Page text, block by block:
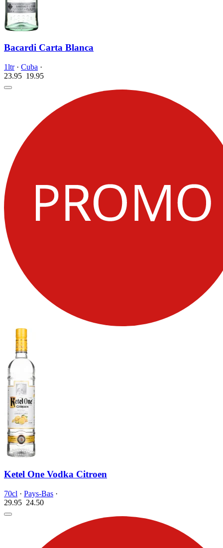
Bacardi Carta Blanca
1ltr· Cuba ·
23.95 19.95
Ketel One Vodka Citroen
70cl · Pays-Bas ·
29.95 24.50